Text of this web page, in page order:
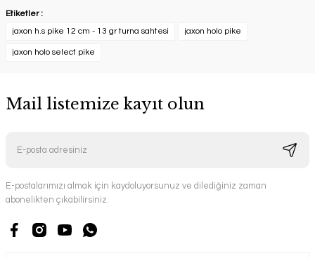
Etiketler :
jaxon h.s pike 12 cm - 13 gr turna sahtesi
jaxon holo pike
jaxon holo select pike
Mail listemize kayıt olun
E-postalarımızı almak için kaydoluyorsunuz ve dilediğiniz zaman
abonelikten çıkabilirsiniz.